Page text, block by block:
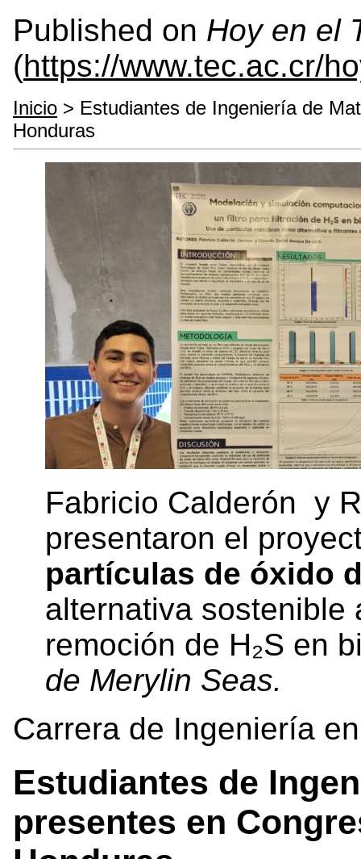
Published on Hoy en el
(https://www.tec.ac.cr/
Inicio > Estudiantes de Ingeniería de
Honduras
Fabricio Calderón y
presentaron el
partículas de óxido
alternativa sostenible
remoción de H₂S en
de Merylin Seas.
Carrera de Ingeniería
Estudiantes de
presentes en